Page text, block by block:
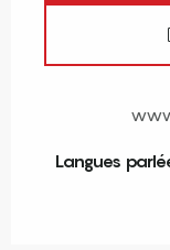
Langues
Langues